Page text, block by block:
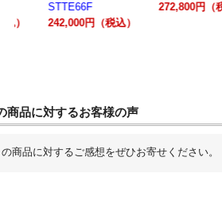
STTE66F
242,000円（税込）
272,800円（税込）
商品に対するお客様の声
の商品に対するご感想をぜひお寄せください。